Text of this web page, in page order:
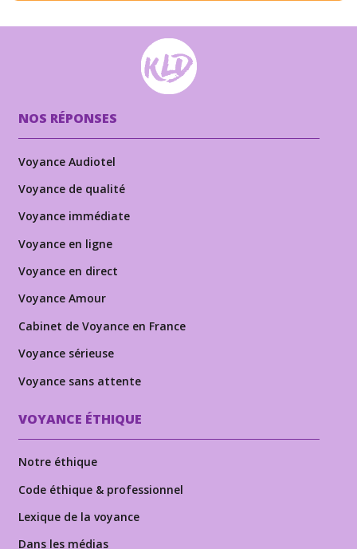
NOS RÉPONSES
Voyance Audiotel
Voyance de qualité
Voyance immédiate
Voyance en ligne
Voyance en direct
Voyance Amour
Cabinet de Voyance en France
Voyance sérieuse
Voyance sans attente
VOYANCE ÉTHIQUE
Notre éthique
Code éthique & professionnel
Lexique de la voyance
Dans les médias